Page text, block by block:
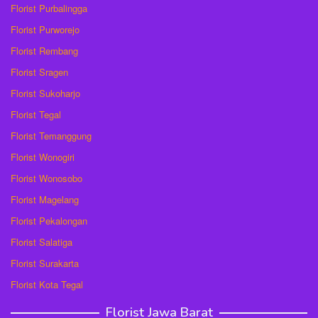
Florist Purbalingga
Florist Purworejo
Florist Rembang
Florist Sragen
Florist Sukoharjo
Florist Tegal
Florist Temanggung
Florist Wonogiri
Florist Wonosobo
Florist Magelang
Florist Pekalongan
Florist Salatiga
Florist Surakarta
Florist Kota Tegal
Florist Jawa Barat